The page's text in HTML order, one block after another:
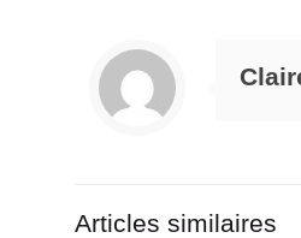
Articles similaires